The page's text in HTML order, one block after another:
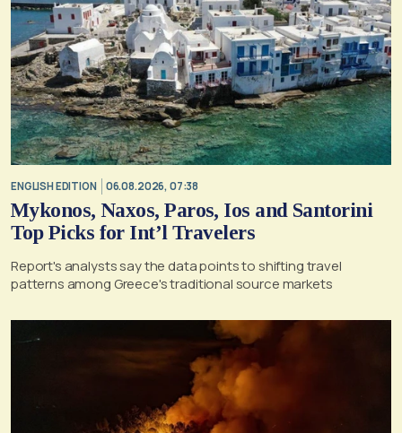
ENGLISH EDITION 06.08.2026, 07:38
Mykonos, Naxos, Paros, Ios and Santorini
Top Picks for Int’l Travelers
Report's analysts say the data points to shifting travel
patterns among Greece's traditional source markets